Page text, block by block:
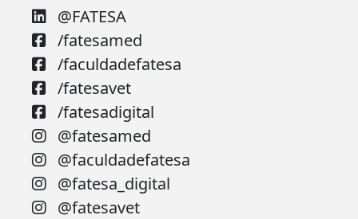
@FATESA
/fatesamed
/faculdadefatesa
/fatesavet
/fatesadigital
@fatesamed
@faculdadefatesa
@fatesa_digital
@fatesavet